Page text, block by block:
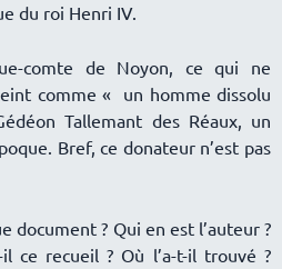
du roi Henri IV.
comte de Noyon, ce qui ne
comme « un homme dissolu
Tallemant des Réaux, un
Bref, ce donateur n’est pas
document ? Qui en est l’auteur ?
ce recueil ? Où l’a-t-il trouvé ?